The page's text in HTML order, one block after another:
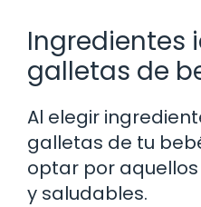
Ingredientes
galletas de
Al elegir
galletas de tu
optar por
y saludables.